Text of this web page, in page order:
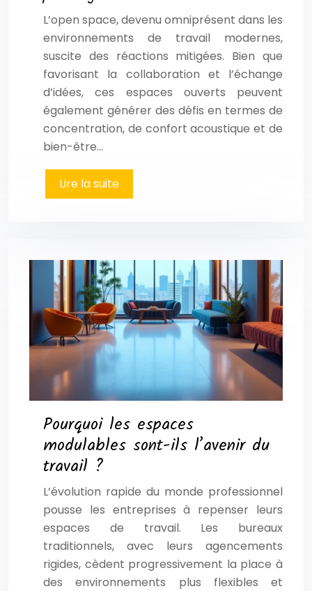
L’open space, devenu omniprésent dans les
environnements de travail modernes,
suscite des réactions mitigées. Bien que
favorisant la collaboration et l’échange
d’idées, ces espaces ouverts peuvent
également générer des défis en termes de
concentration, de confort acoustique et de
bien-être…
Lire la suite
Pourquoi les espaces
modulables sont-ils l’avenir du
travail ?
L’évolution rapide du monde professionnel
pousse les entreprises à repenser leurs
espaces de travail. Les bureaux
traditionnels, avec leurs agencements
rigides, cèdent progressivement la place à
des environnements plus flexibles et